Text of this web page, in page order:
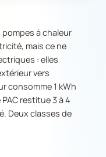
pompes à chaleur
mais ce ne
: elles
vers
consomme 1 kWh
restitue 3 à 4
Deux classes de